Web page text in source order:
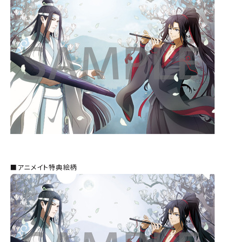
■アニメイト特典絵柄